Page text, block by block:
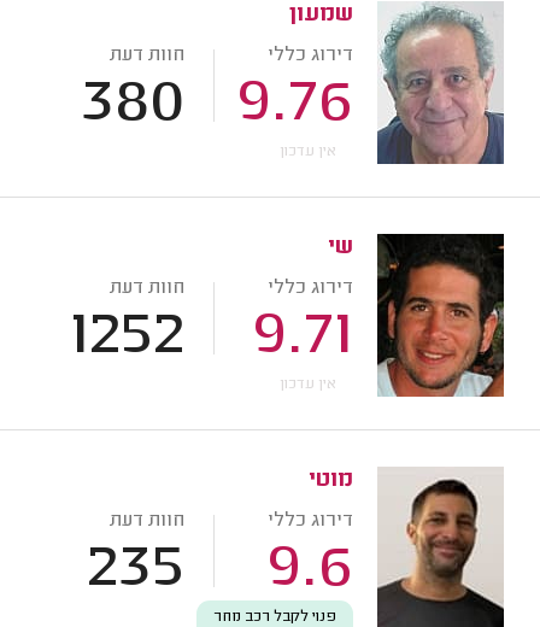
שמעון
דירוג כללי
9.76
חוות דעת
380
אין עדכון
שי
דירוג כללי
9.71
חוות דעת
1252
אין עדכון
מוטי
דירוג כללי
9.6
חוות דעת
235
פנוי לקבל רכב מחר